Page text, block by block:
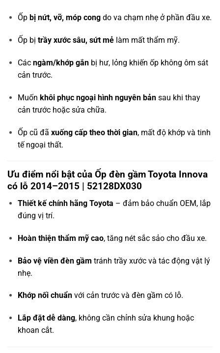
Ốp bị nứt, vỡ, móp congdo va chạm nhẹ ở phần đầu xe.
Ốp bị trầy xước sâu, sứt mẻlàm mất thẩm mỹ.
Các ngàm/khớp gắnbị hư, lỏng khiến ốp không ôm sát
cản trước.
Muốn khôi phục ngoại hình nguyên bảnsau khi thay
cản trước hoặc sửa chữa.
Ốp cũ đã xuống cấp theo thời gian, mất độ khớp và tinh
tế ngoại thất.
Ưu điểm nổi bật của Ốp đèn gầm Toyota Innova
có lỗ 2014–2015 | 52128DX030
Thiết kế chính hãng Toyota – đảm bảo chuẩn OEM, lắp
đúng vị trí.
Hoàn thiện thẩm mỹ cao, tăng nét sắc sảo cho đầu xe.
Bảo vệ viền đèn gầm tránh trầy xước và tác động vật lý
nhẹ.
Khớp nối chuẩnvới cản trước và đèn gầm có lỗ.
Lắp đặt dễ dàng, không cần chỉnh sửa khung hoặc
khoan cắt.